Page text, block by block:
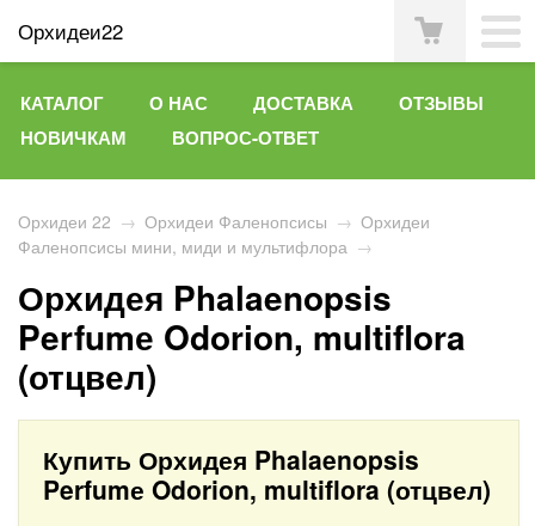
Орхидеи22
КАТАЛОГ О НАС ДОСТАВКА
ОТЗЫВЫ
НОВИЧКАМ
ВОПРОС-ОТВЕТ
Орхидеи 22 → Орхидеи Фаленопсисы → Орхидеи
Фаленопсисы мини, миди и мультифлора →
Орхидея Phalaenopsis
Perfumе Odorion, multiflora
(отцвел)
Купить Орхидея Phalaenopsis
Perfumе Odorion, multiflora (отцвел)